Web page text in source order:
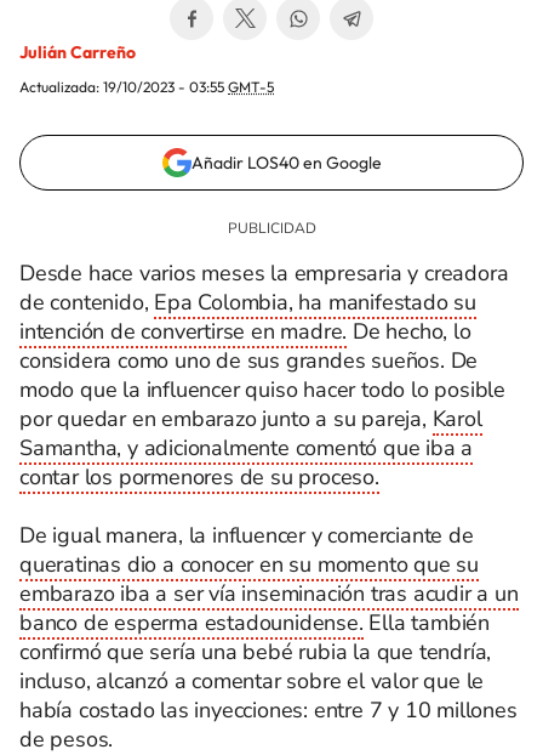
Julián Carreño
Actualizada: 19/10/2023 - 03:55 GMT-5
Añadir LOS40 en Google
Desde hace varios meses la empresaria y creadora
de contenido, Epa Colombia, ha manifestado su
intención de convertirse en madre. De hecho, lo
considera como uno de sus grandes sueños. De
modo que la influencer quiso hacer todo lo posible
por quedar en embarazo junto a su pareja, Karol
Samantha, y adicionalmente comentó que iba a
contar los pormenores de su proceso.
De igual manera, la influencer y comerciante de
queratinas dio a conocer en su momento que su
embarazo iba a ser vía inseminación tras acudir a un
banco de esperma estadounidense. Ella también
confirmó que sería una bebé rubia la que tendría,
incluso, alcanzó a comentar sobre el valor que le
había costado las inyecciones: entre 7 y 10 millones
de pesos.